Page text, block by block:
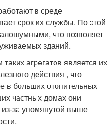
в среде
срок их службы. По этой
что позволяет
зданий.
агрегатов является их
действия , что
в больших отопительных
частных домах они
за упомянутой выше